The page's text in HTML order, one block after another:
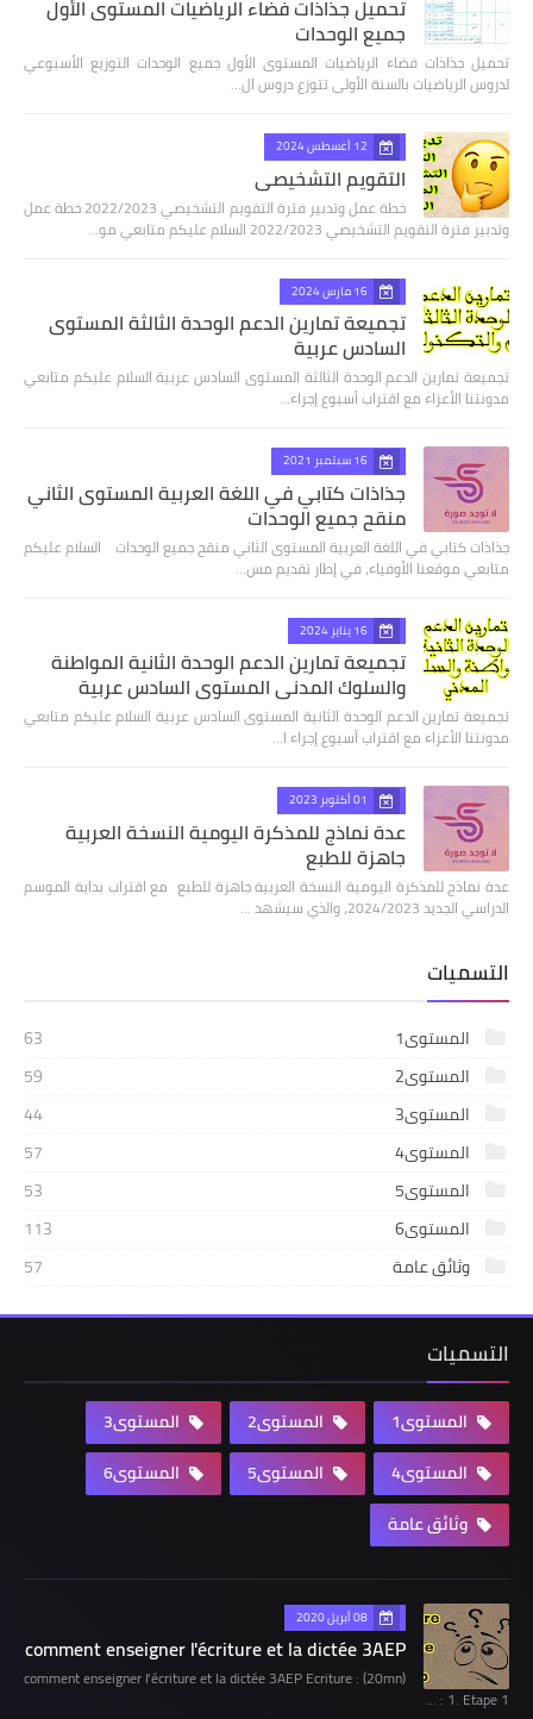
تحميل جذاذات فضاء الرياضيات المستوى الأول
جميع الوحدات
تحميل جذاذات فضاء الرياضيات المستوى الأول جميع الوحدات التوزيع الأسبوعي
لدروس الرياضيات بالسنة الأولى تتوزع دروس ال…
12 أغسطس 2024
التقويم التشخيصي
خطة عمل وتدبير فترة التقويم التشخيصي 2022/2023 خطة عمل
وتدبير فترة التقويم التشخيصي 2022/2023 السلام عليكم متابعي مو…
16 مارس 2024
تجميعة تمارين الدعم الوحدة الثالثة المستوى
السادس عربية
تجميعة تمارين الدعم الوحدة الثالثة المستوى السادس عربية السلام عليكم متابعي
مدونتنا الأعزاء مع اقتراب أسبوع إجراء…
16 سبتمبر 2021
جذاذات كتابي في اللغة العربية المستوى الثاني
منقح جميع الوحدات
جذاذات كتابي في اللغة العربية المستوى الثاني منقح جميع الوحدات السلام عليكم
متابعي موقعنا الأوفياء، في إطار تقديم مس…
16 يناير 2024
تجميعة تمارين الدعم الوحدة الثانية المواطنة
والسلوك المدني المستوى السادس عربية
تجميعة تمارين الدعم الوحدة الثانية المستوى السادس عربية السلام عليكم متابعي
مدونتنا الأعزاء مع اقتراب أسبوع إجراء ا…
01 أكتوبر 2023
عدة نماذج للمذكرة اليومية النسخة العربية
جاهزة للطبع
عدة نماذج للمذكرة اليومية النسخة العربية جاهزة للطبع مع اقتراب بداية الموسم
الدراسي الجديد 2024/2023، والذي سيشهد …
التسميات
المستوى1
63
المستوى2
59
المستوى3
44
المستوى4
57
المستوى5
53
المستوى6
113
وثائق عامة
57
التسميات
المستوى1 المستوى2
المستوى3
المستوى4
المستوى5
المستوى6
وثائق عامة
08 أبريل 2020
comment enseigner l'écriture et la dictée 3AEP
comment enseigner l'écriture et la dictée 3AEP Ecriture : (20mn)
1. Etape 1 : …